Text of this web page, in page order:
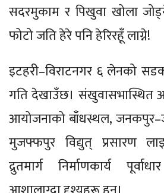
सदरमुकाम र पिखुवा खोला
फोटो जति हेरे पनि हेरिरहूँ लाग्ने!
इटहरी–विराटनगर ६ लेनको
गति देखाउँछ। संखुवासभास्थित
आयोजनाको बाँधस्थल,
मुजफ्फपुर विद्युत् प्रसारण
द्रुतमार्ग निर्माणकार्य